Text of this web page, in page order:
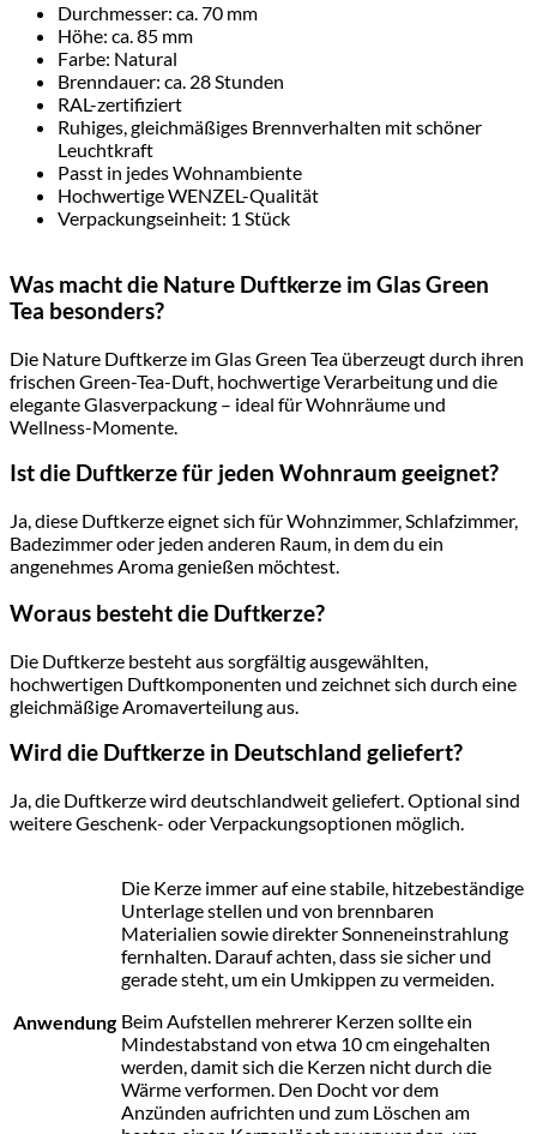
Durchmesser: ca. 70 mm
Höhe: ca. 85 mm
Farbe: Natural
Brenndauer: ca. 28 Stunden
RAL-zertifiziert
Ruhiges, gleichmäßiges Brennverhalten mit schöner
Leuchtkraft
Passt in jedes Wohnambiente
Hochwertige WENZEL-Qualität
Verpackungseinheit: 1 Stück
Was macht die Nature Duftkerze im Glas Green
Tea besonders?
Die Nature Duftkerze im Glas Green Tea überzeugt durch ihren
frischen Green-Tea-Duft, hochwertige Verarbeitung und die
elegante Glasverpackung – ideal für Wohnräume und
Wellness-Momente.
Ist die Duftkerze für jeden Wohnraum geeignet?
Ja, diese Duftkerze eignet sich für Wohnzimmer, Schlafzimmer,
Badezimmer oder jeden anderen Raum, in dem du ein
angenehmes Aroma genießen möchtest.
Woraus besteht die Duftkerze?
Die Duftkerze besteht aus sorgfältig ausgewählten,
hochwertigen Duftkomponenten und zeichnet sich durch eine
gleichmäßige Aromaverteilung aus.
Wird die Duftkerze in Deutschland geliefert?
Ja, die Duftkerze wird deutschlandweit geliefert. Optional sind
weitere Geschenk- oder Verpackungsoptionen möglich.
Anwendung
Die Kerze immer auf eine stabile, hitzebeständige
Unterlage stellen und von brennbaren
Materialien sowie direkter Sonneneinstrahlung
fernhalten. Darauf achten, dass sie sicher und
gerade steht, um ein Umkippen zu vermeiden.
Beim Aufstellen mehrerer Kerzen sollte ein
Mindestabstand von etwa 10 cm eingehalten
werden, damit sich die Kerzen nicht durch die
Wärme verformen. Den Docht vor dem
Anzünden aufrichten und zum Löschen am